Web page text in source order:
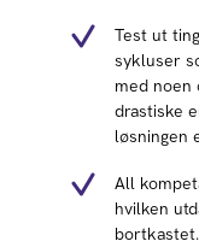
Test ut
sykluser
med noen
drastiske
løsningen
All
hvilken